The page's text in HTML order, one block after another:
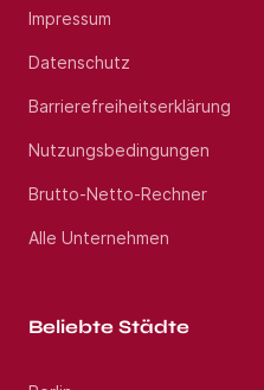
Impressum
Datenschutz
Barrierefreiheitserklärung
Nutzungsbedingungen
Brutto-Netto-Rechner
Alle Unternehmen
Beliebte Städte